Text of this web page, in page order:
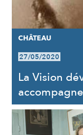
CHÂTEAU
27/05/2020
La Vision